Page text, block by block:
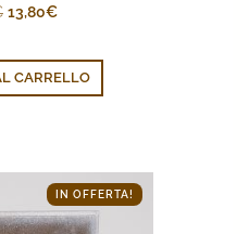
Il
originale
era:
22,00€.
13,80€Il
attuale
è:
13,80€.
CARRELLO
IN OFFERTA!